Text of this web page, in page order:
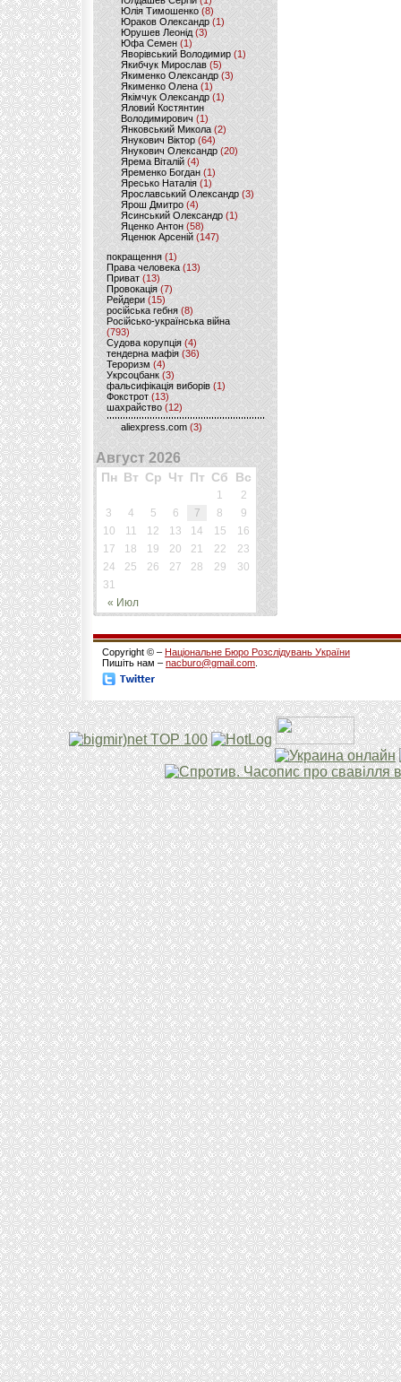
Юлія Тимошенко (8)
Юраков Олександр (1)
Юрушев Леонід (3)
Юфа Семен (1)
Яворівський Володимир (1)
Якибчук Мирослав (5)
Якименко Олександр (3)
Якименко Олена(1)
Якімчук Олександр (1)
Яловий Костянтин
Володимирович (1)
Янковський Микола(2)
Янукович Віктор (64)
Янукович Олександр(20)
Ярема Віталій(4)
Яременко Богдан(1)
Яресько Наталія(1)
Ярославський Олександр (3)
Ярош Дмитро (4)
Ясинський Олександр (1)
Яценко Антон(58)
Яценюк Арсеній (147)
покращення (1)
Права человека(13)
Приват (13)
Провокація (7)
Рейдери (15)
російська гебня (8)
Російсько-українська війна
(793)
Судова корупція (4)
тендерна мафія (36)
Тероризм (4)
Укрсоцбанк (3)
фальсифікація виборів (1)
Фокстрот(13)
шахрайство (12)
aliexpress.com (3)
Август 2026
Пн Вт Ср Чт Пт Сб Вс
« Июл
1
2
3
4 5 6 7 8
9
10
11 12 13 14 15
16
17
18 19 20 21 22
23
24
25 26 27 28 29
30
31
Copyright © – Національне Бюро Розслідувань України
Пишіть нам – nacburo@gmail.com